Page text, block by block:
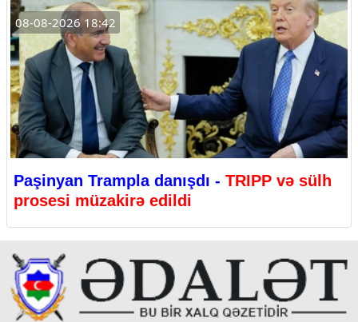
08-08-2026 18:42
Paşinyan Trampla danışdı - TRIPP və sülh
prosesi müzakirə edildi